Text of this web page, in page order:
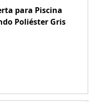
para Piscina
Poliéster Gris